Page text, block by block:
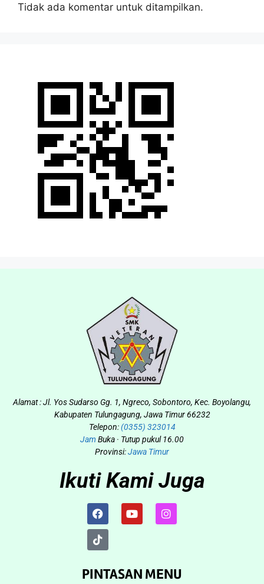
Tidak ada komentar untuk ditampilkan.
Alamat : Jl. Yos Sudarso Gg. 1, Ngreco, Sobontoro, Kec. Boyolangu,
Kabupaten Tulungagung, Jawa Timur 66232
Telepon:(0355) 323014
Jam Buka · Tutup pukul 16.00
Provinsi:Jawa Timur
Ikuti Kami Juga
PINTASAN MENU